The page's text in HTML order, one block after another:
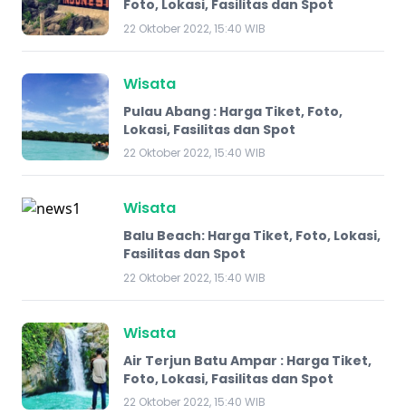
Foto, Lokasi, Fasilitas dan Spot
22 Oktober 2022, 15:40 WIB
Wisata
Pulau Abang : Harga Tiket, Foto,
Lokasi, Fasilitas dan Spot
22 Oktober 2022, 15:40 WIB
Wisata
Balu Beach: Harga Tiket, Foto, Lokasi,
Fasilitas dan Spot
22 Oktober 2022, 15:40 WIB
Wisata
​Air Terjun Batu Ampar : Harga Tiket,
Foto, Lokasi, Fasilitas dan Spot
22 Oktober 2022, 15:40 WIB